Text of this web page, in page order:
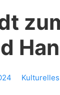
Kulturelles